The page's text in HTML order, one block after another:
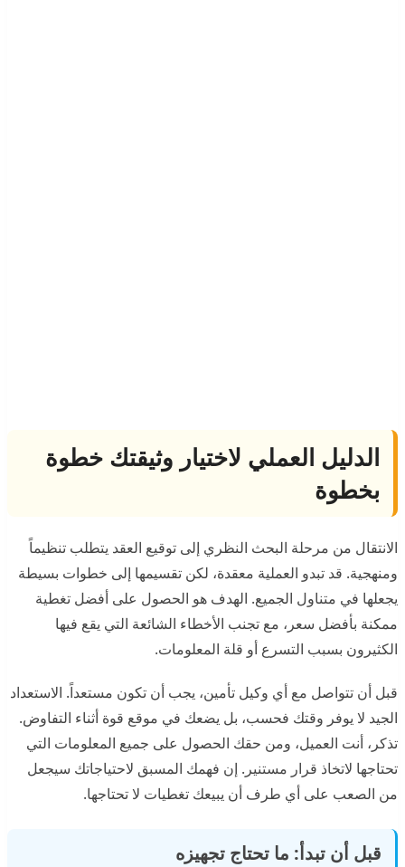
الدليل العملي لاختيار وثيقتك خطوة
بخطوة
الانتقال من مرحلة البحث النظري إلى توقيع العقد يتطلب تنظيماً
ومنهجية. قد تبدو العملية معقدة، لكن تقسيمها إلى خطوات بسيطة
يجعلها في متناول الجميع. الهدف هو الحصول على أفضل تغطية
ممكنة بأفضل سعر، مع تجنب الأخطاء الشائعة التي يقع فيها
الكثيرون بسبب التسرع أو قلة المعلومات.
قبل أن تتواصل مع أي وكيل تأمين، يجب أن تكون مستعداً. الاستعداد
الجيد لا يوفر وقتك فحسب، بل يضعك في موقع قوة أثناء التفاوض.
تذكر، أنت العميل، ومن حقك الحصول على جميع المعلومات التي
تحتاجها لاتخاذ قرار مستنير. إن فهمك المسبق لاحتياجاتك سيجعل
من الصعب على أي طرف أن يبيعك تغطيات لا تحتاجها.
قبل أن تبدأ: ما تحتاج تجهيزه